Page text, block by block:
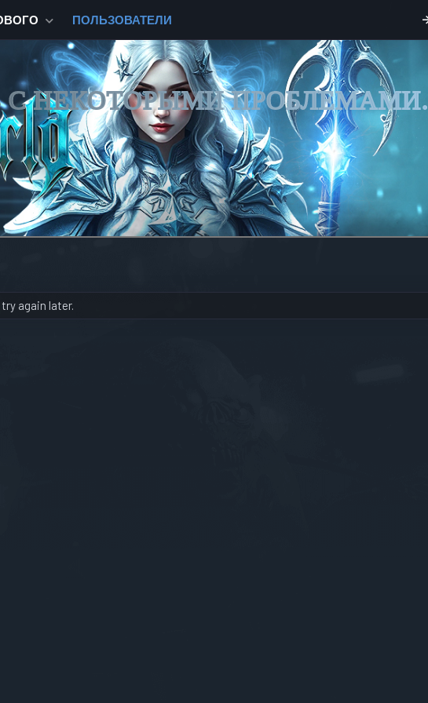
ПОЛЬЗОВАТЕЛИ
НЕКОТОРЫМИ ПРОБЛЕМАМИ.
again later.